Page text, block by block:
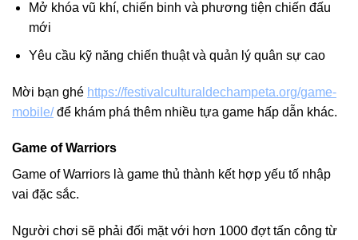
Mở khóa vũ khí, chiến binh và phương tiện chiến đấu
mới
Yêu cầu kỹ năng chiến thuật và quản lý quân sự cao
Mời bạn ghé https://festivalculturaldechampeta.org/game-
mobile/để khám phá thêm nhiều tựa game hấp dẫn khác.
Game of Warriors
Game of Warriors là game thủ thành kết hợp yếu tố nhập
vai đặc sắc.
Người chơi sẽ phải đối mặt với hơn 1000 đợt tấn công từ